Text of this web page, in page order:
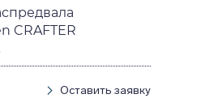
CRAFTER
Оставить заявку